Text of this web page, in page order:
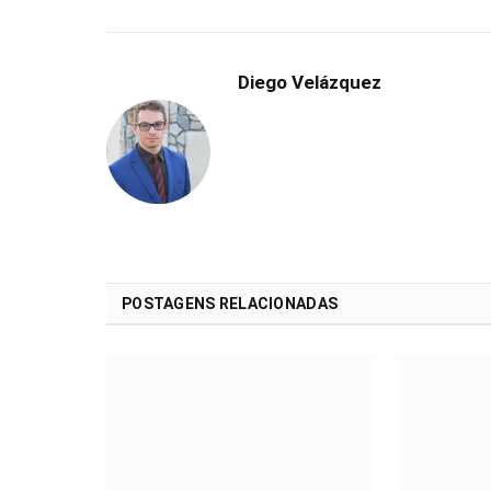
Diego Velázquez
POSTAGENS RELACIONADAS